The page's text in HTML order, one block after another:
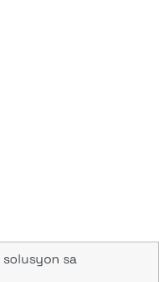
solusyon sa